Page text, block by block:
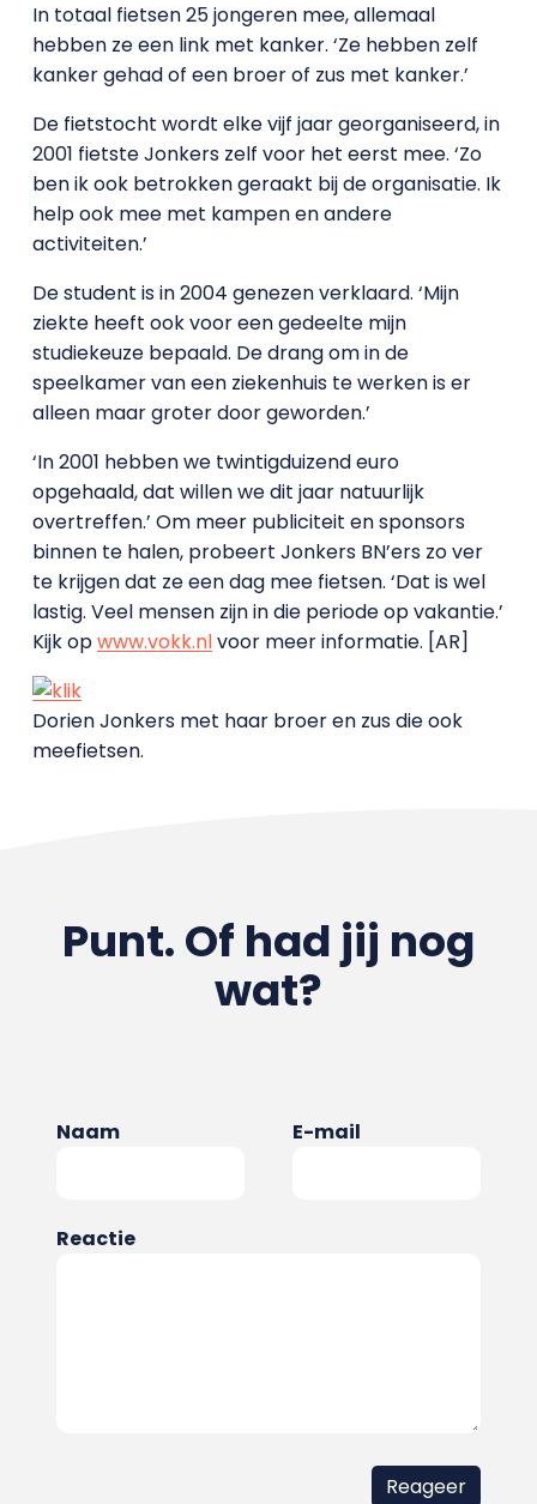
In totaal fietsen 25 jongeren mee, allemaal
hebben ze een link met kanker. ‘Ze hebben zelf
kanker gehad of een broer of zus met kanker.’
De fietstocht wordt elke vijf jaar georganiseerd, in
2001 fietste Jonkers zelf voor het eerst mee. ‘Zo
ben ik ook betrokken geraakt bij de organisatie. Ik
help ook mee met kampen en andere
activiteiten.’
De student is in 2004 genezen verklaard. ‘Mijn
ziekte heeft ook voor een gedeelte mijn
studiekeuze bepaald. De drang om in de
speelkamer van een ziekenhuis te werken is er
alleen maar groter door geworden.’
‘In 2001 hebben we twintigduizend euro
opgehaald, dat willen we dit jaar natuurlijk
overtreffen.’ Om meer publiciteit en sponsors
binnen te halen, probeert Jonkers BN’ers zo ver
te krijgen dat ze een dag mee fietsen. ‘Dat is wel
lastig. Veel mensen zijn in die periode op vakantie.’
Kijk opwww.vokk.nlvoor meer informatie. [AR]
Dorien Jonkers met haar broer en zus die ook
meefietsen.
Punt. Of had jij nog
wat?
Naam E-mail
Reactie